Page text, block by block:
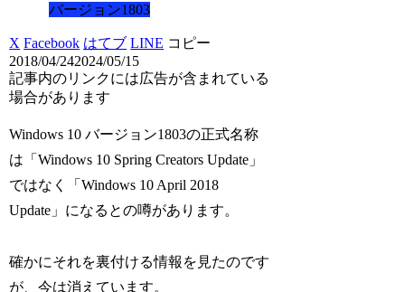
バージョン1803
X Facebook はてブ LINE コピー
2018/04/242024/05/15
記事内のリンクには広告が含まれている
場合があります
Windows 10 バージョン1803の正式名称
は「Windows 10 Spring Creators Update」
ではなく「Windows 10 April 2018
Update」になるとの噂があります。
確かにそれを裏付ける情報を見たのです
が、今は消えています。